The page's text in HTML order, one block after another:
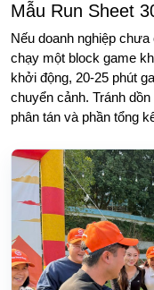
Mẫu Run Sheet
Nếu doanh nghiệp
chạy một block game
khởi động, 20-25 phút
chuyển cảnh. Tránh
phân tán và phần tổng